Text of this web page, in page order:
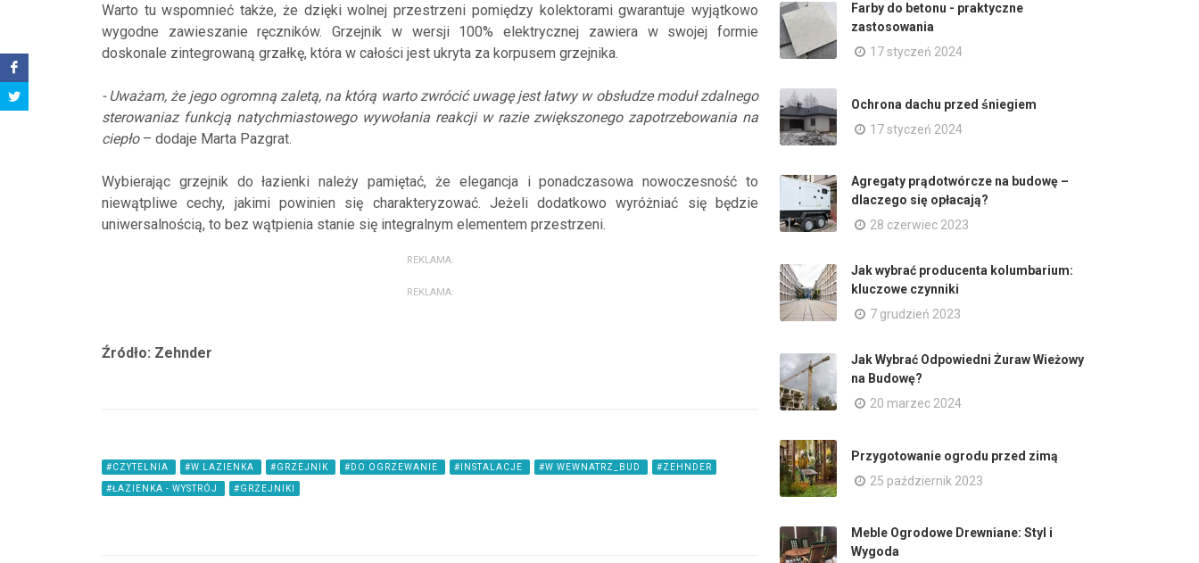
Warto tu wspomnieć także, że dzięki wolnej przestrzeni pomiędzy kolektorami gwarantuje wyjątkowo
wygodne zawieszanie ręczników. Grzejnik w wersji 100% elektrycznej zawiera w swojej formie
doskonale zintegrowaną grzałkę, która w całości jest ukryta za korpusem grzejnika.
- Uważam, że jego ogromną zaletą, na którą warto zwrócić uwagę jest łatwy w obsłudze moduł zdalnego
sterowaniaz funkcją natychmiastowego wywołania reakcji w razie zwiększonego zapotrzebowania na
ciepło – dodaje Marta Pazgrat.
Wybierając grzejnik do łazienki należy pamiętać, że elegancja i ponadczasowa nowoczesność to
niewątpliwe cechy, jakimi powinien się charakteryzować. Jeżeli dodatkowo wyróżniać się będzie
uniwersalnością, to bez wątpienia stanie się integralnym elementem przestrzeni.
REKLAMA:
REKLAMA:
Źródło: Zehnder
#CZYTELNIA #W LAZIENKA #GRZEJNIK #DO OGRZEWANIE #INSTALACJE #W WEWNATRZ_BUD #ZEHNDER
#ŁAZIENKA - WYSTRÓJ #GRZEJNIKI
Farby do betonu - praktyczne
zastosowania
17 styczeń 2024
Ochrona dachu przed śniegiem
17 styczeń 2024
Agregaty prądotwórcze na budowę –
dlaczego się opłacają?
28 czerwiec 2023
Jak wybrać producenta kolumbarium:
kluczowe czynniki
7 grudzień 2023
Jak Wybrać Odpowiedni Żuraw Wieżowy
na Budowę?
20 marzec 2024
Przygotowanie ogrodu przed zimą
25 październik 2023
Meble Ogrodowe Drewniane: Styl i
Wygoda